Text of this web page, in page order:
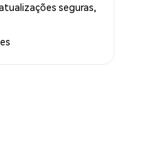
seguras,